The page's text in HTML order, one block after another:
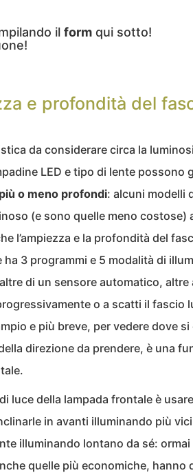
il form qui sotto!
e profondità del
da considerare circa la
LED e tipo di lente possono
o meno profondi: alcuni modelli
(e sono quelle meno costose)
l’ampiezza e la profondità del
ha 3 programmi e 5 modalità di
di un sensore automatico, altre
o a scatti il fascio
e più breve, per vedere dove si
direzione da prendere, è una
luce della lampada frontale è
in avanti illuminando più
illuminando lontano da sé: ormai
quelle più economiche, hanno